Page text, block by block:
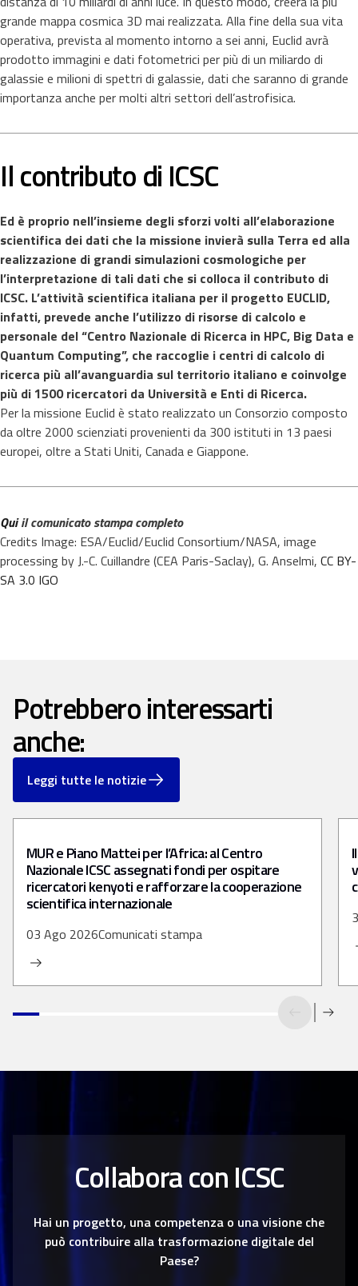
grande mappa cosmica 3D mai realizzata. Alla fine della sua vita
operativa, prevista al momento intorno a sei anni, Euclid avrà
prodotto immagini e dati fotometrici per più di un miliardo di
galassie e milioni di spettri di galassie, dati che saranno di grande
importanza anche per molti altri settori dell’astrofisica.
Il contributo di ICSC
Ed è proprio nell’insieme degli sforzi volti all’elaborazione
scientifica dei dati che la missione invierà sulla Terra ed alla
realizzazione di grandi simulazioni cosmologiche per
l’interpretazione di tali dati che si colloca il contributo di
ICSC. L’attività scientifica italiana per il progetto EUCLID,
infatti, prevede anche l’utilizzo di risorse di calcolo e
personale del “Centro Nazionale di Ricerca in HPC, Big Data e
Quantum Computing”, che raccoglie i centri di calcolo di
ricerca più all’avanguardia sul territorio italiano e coinvolge
più di 1500 ricercatori da Università e Enti di Ricerca.
Per la missione Euclid è stato realizzato un Consorzio composto
da oltre 2000 scienziati provenienti da 300 istituti in 13 paesi
europei, oltre a Stati Uniti, Canada e Giappone.
Quiil comunicato stampa completo
Credits Image: ESA/Euclid/Euclid Consortium/NASA, image
processing by J.-C. Cuillandre (CEA Paris-Saclay), G. Anselmi, CC BY-
SA 3.0 IGO
Potrebbero interessarti
anche:
Leggi tutte le notizie
MUR e Piano Mattei per l’Africa: al Centro
Nazionale ICSC assegnati fondi per ospitare
ricercatori kenyoti e rafforzare la cooperazione
scientifica internazionale
03 Ago 2026Comunicati stampa
Collabora con ICSC
Hai un progetto, una competenza o una visione che
può contribuire alla trasformazione digitale del
Paese?